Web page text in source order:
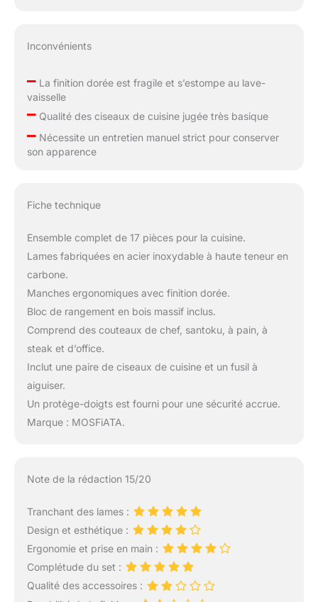
Inconvénients
–La finition dorée est fragile et s’estompe au lave-
vaisselle
–Qualité des ciseaux de cuisine jugée très basique
–Nécessite un entretien manuel strict pour conserver
son apparence
Fiche technique
Ensemble complet de 17 pièces pour la cuisine.
Lames fabriquées en acier inoxydable à haute teneur en
carbone.
Manches ergonomiques avec finition dorée.
Bloc de rangement en bois massif inclus.
Comprend des couteaux de chef, santoku, à pain, à
steak et d’office.
Inclut une paire de ciseaux de cuisine et un fusil à
aiguiser.
Un protège-doigts est fourni pour une sécurité accrue.
Marque : MOSFiATA.
Note de la rédaction 15/20
Tranchant des lames :
Design et esthétique :
Ergonomie et prise en main :
Complétude du set :
Qualité des accessoires :